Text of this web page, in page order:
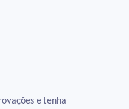
e tenha